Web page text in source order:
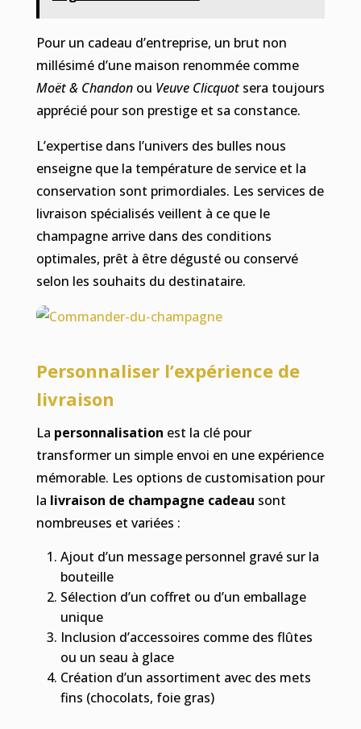
Pour un cadeau d’entreprise, un brut non
millésimé d’une maison renommée comme
Moët & Chandonou Veuve Clicquotsera toujours
apprécié pour son prestige et sa constance.
L’expertise dans l’univers des bulles nous
enseigne que la température de service et la
conservation sont primordiales. Les services de
livraison spécialisés veillent à ce que le
champagne arrive dans des conditions
optimales, prêt à être dégusté ou conservé
selon les souhaits du destinataire.
Personnaliser l’expérience de
livraison
La personnalisation est la clé pour
transformer un simple envoi en une expérience
mémorable. Les options de customisation pour
la livraison de champagne cadeau sont
nombreuses et variées :
Ajout d’un message personnel gravé sur la
bouteille
Sélection d’un coffret ou d’un emballage
unique
Inclusion d’accessoires comme des flûtes
ou un seau à glace
Création d’un assortiment avec des mets
fins (chocolats, foie gras)